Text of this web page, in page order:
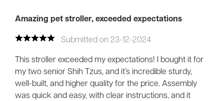
Amazing pet stroller, exceeded expectations
Submitted on 23-12-2024
This stroller exceeded my expectations! I bought it for
my two senior Shih Tzus, and it’s incredible sturdy,
well-built, and higher quality for the price. Assembly
was quick and easy, with clear instructions, and it